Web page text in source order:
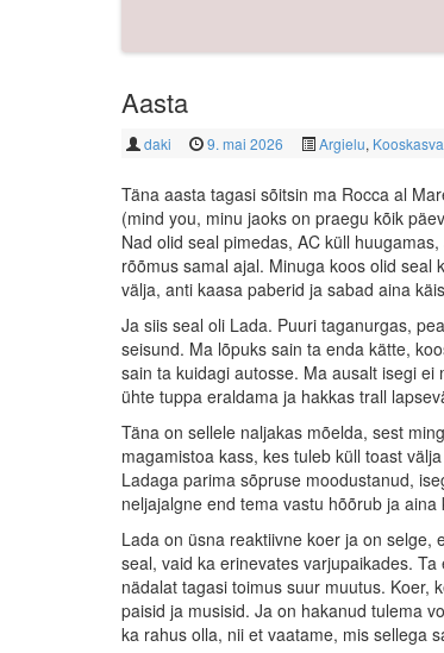
Aasta
daki 9. mai 2026 Argielu,
Täna aasta tagasi sõitsin ma Rocca al
(mind you, minu jaoks on praegu kõik
Nad olid seal pimedas, AC küll
rõõmus samal ajal. Minuga koos olid
välja, anti kaasa paberid ja sabad aina
Ja siis seal oli Lada. Puuri taganurgas,
seisund. Ma lõpuks sain ta enda kätte,
sain ta kuidagi autosse. Ma ausalt isegi
ühte tuppa eraldama ja hakkas trall
Täna on sellele naljakas mõelda, sest
magamistoa kass, kes tuleb küll toast
Ladaga parima sõpruse moodustanud,
neljajalgne end tema vastu hõõrub ja aina
Lada on üsna reaktiivne koer ja on selge,
seal, vaid ka erinevates varjupaikades.
nädalat tagasi toimus suur muutus. Koer,
paisid ja musisid. Ja on hakanud tulema
ka rahus olla, nii et vaatame, mis sellega